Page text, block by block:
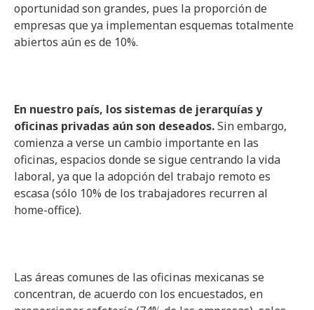
oportunidad son grandes, pues la proporción de
empresas que ya implementan esquemas totalmente
abiertos aún es de 10%.
En nuestro país, los sistemas de jerarquías y
oficinas privadas aún son deseados.Sin embargo,
comienza a verse un cambio importante en las
oficinas, espacios donde se sigue centrando la vida
laboral, ya que la adopción del trabajo remoto es
escasa (sólo 10% de los trabajadores recurren al
home-office).
Las áreas comunes de las oficinas mexicanas se
concentran, de acuerdo con los encuestados, en